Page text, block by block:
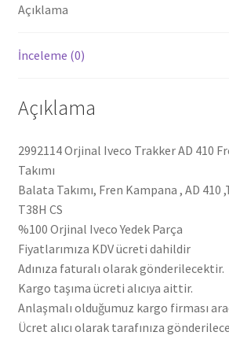
Açıklama
İnceleme (0)
Açıklama
2992114 Orjinal Iveco Trakker AD 410
Takımı
Balata Takımı, Fren Kampana , AD 410
T38H CS
%100 Orjinal Iveco Yedek Parça
Fiyatlarımıza KDV ücreti dahildir
Adınıza faturalı olarak gönderilecektir.
Kargo taşıma ücreti alıcıya aittir.
Anlaşmalı olduğumuz kargo firması
Ücret alıcı olarak tarafınıza